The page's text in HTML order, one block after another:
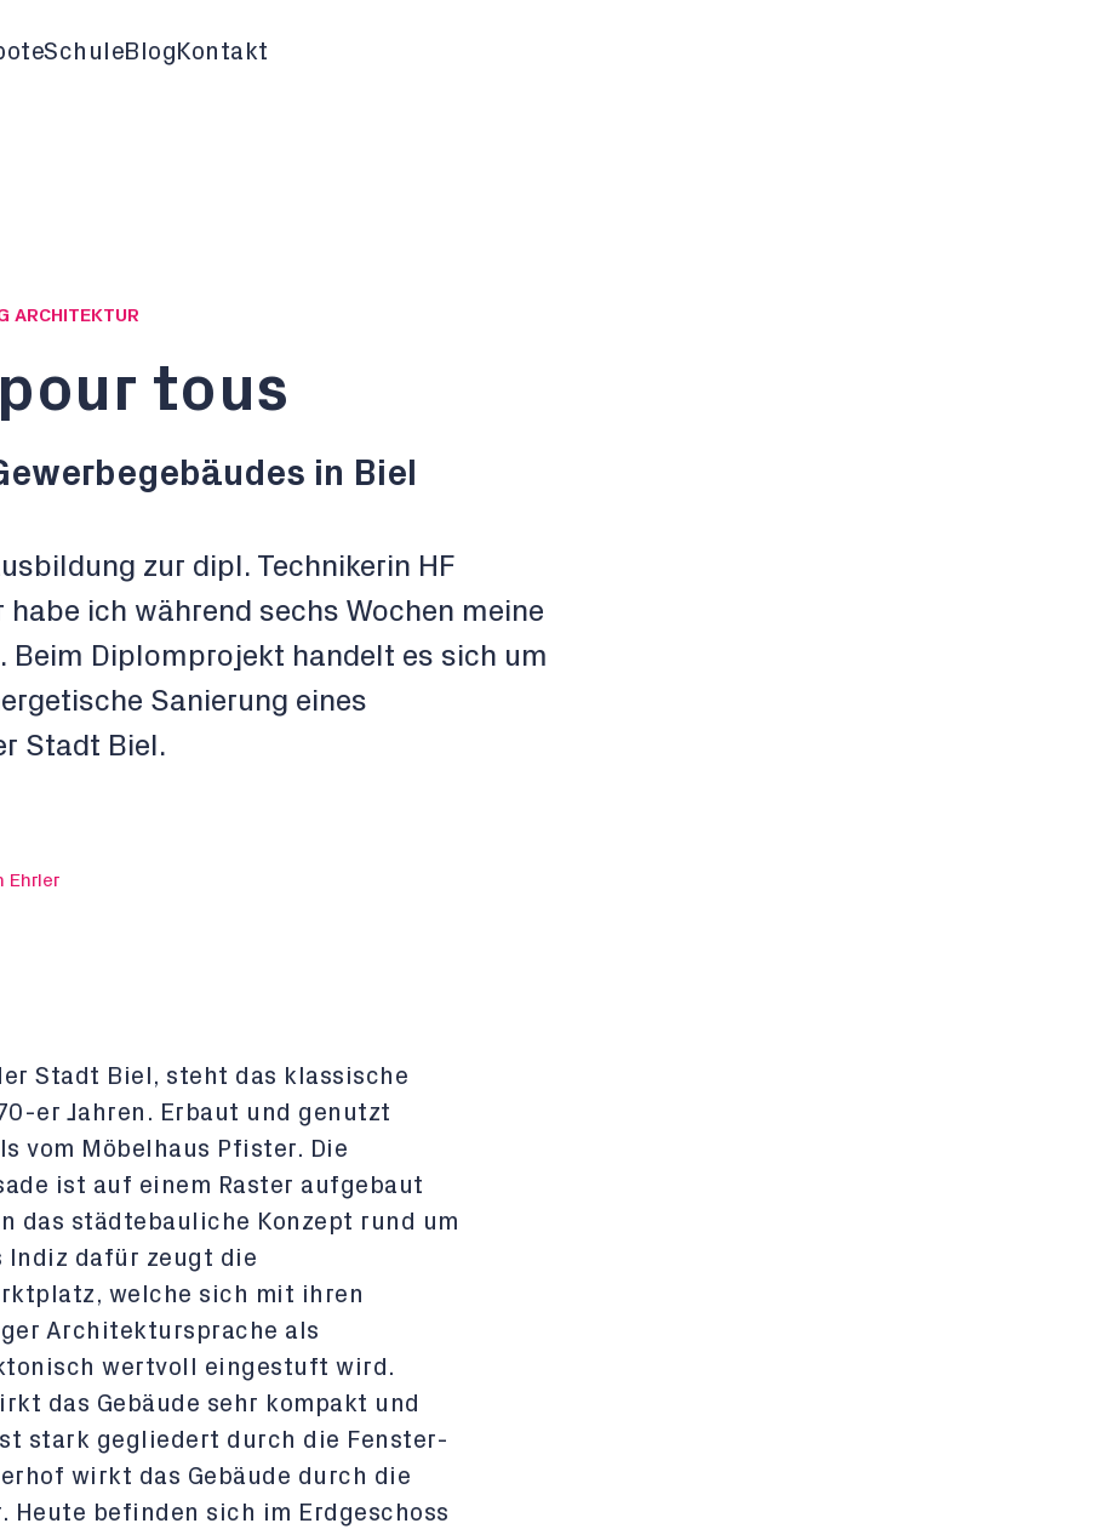
Schule Blog Kontakt
ARCHITEKTUR
tous
in Biel
zur dipl. Technikerin HF
ich während sechs Wochen meine
Beim Diplomprojekt handelt es sich um
Sanierung eines
Stadt Biel.
Ehrler
Stadt Biel, steht das klassische
er Jahren. Erbaut und genutzt
vom Möbelhaus Pfister. Die
ist auf einem Raster aufgebaut
das städtebauliche Konzept rund um
Indiz dafür zeugt die
welche sich mit ihren
Architektursprache als
wertvoll eingestuft wird.
das Gebäude sehr kompakt und
stark gegliedert durch die Fenster-
wirkt das Gebäude durch die
Heute befinden sich im Erdgeschoss